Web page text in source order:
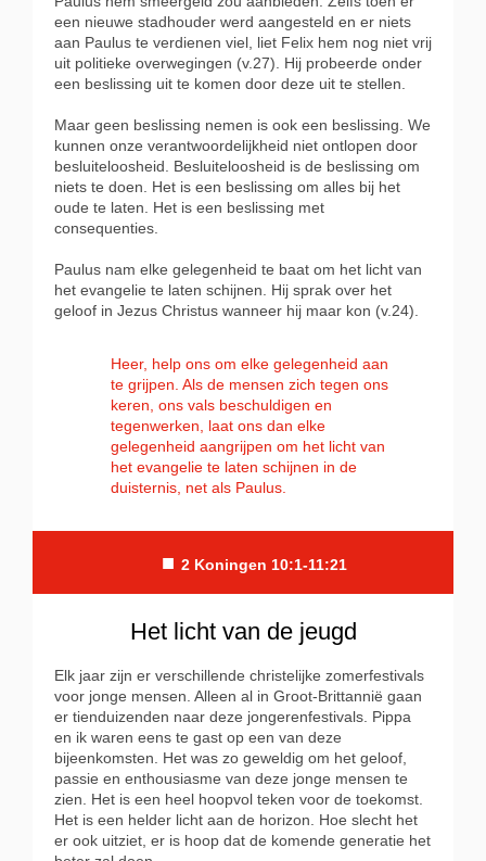
een nieuwe stadhouder werd aangesteld en er niets
aan Paulus te verdienen viel, liet Felix hem nog niet vrij
uit politieke overwegingen (v.27). Hij probeerde onder
een beslissing uit te komen door deze uit te stellen.
Maar geen beslissing nemen is ook een beslissing. We
kunnen onze verantwoordelijkheid niet ontlopen door
besluiteloosheid. Besluiteloosheid is de beslissing om
niets te doen. Het is een beslissing om alles bij het
oude te laten. Het is een beslissing met
consequenties.
Paulus nam elke gelegenheid te baat om het licht van
het evangelie te laten schijnen. Hij sprak over het
geloof in Jezus Christus wanneer hij maar kon (v.24).
Heer, help ons om elke gelegenheid aan
te grijpen. Als de mensen zich tegen ons
keren, ons vals beschuldigen en
tegenwerken, laat ons dan elke
gelegenheid aangrijpen om het licht van
het evangelie te laten schijnen in de
duisternis, net als Paulus.
■ 2 Koningen 10:1-11:21
Het licht van de jeugd
Elk jaar zijn er verschillende christelijke zomerfestivals
voor jonge mensen. Alleen al in Groot-Brittannië gaan
er tienduizenden naar deze jongerenfestivals. Pippa
en ik waren eens te gast op een van deze
bijeenkomsten. Het was zo geweldig om het geloof,
passie en enthousiasme van deze jonge mensen te
zien. Het is een heel hoopvol teken voor de toekomst.
Het is een helder licht aan de horizon. Hoe slecht het
er ook uitziet, er is hoop dat de komende generatie het